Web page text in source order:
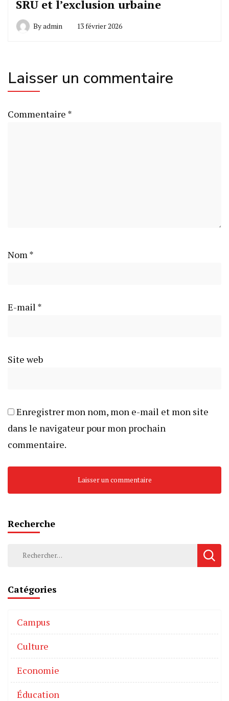
SRU et l’exclusion urbaine
Byadmin 13 février 2026
Laisser un commentaire
Commentaire *
Nom *
E-mail *
Site web
Enregistrer mon nom, mon e-mail et mon site
dans le navigateur pour mon prochain
commentaire.
Recherche
Catégories
Campus
Culture
Economie
Éducation